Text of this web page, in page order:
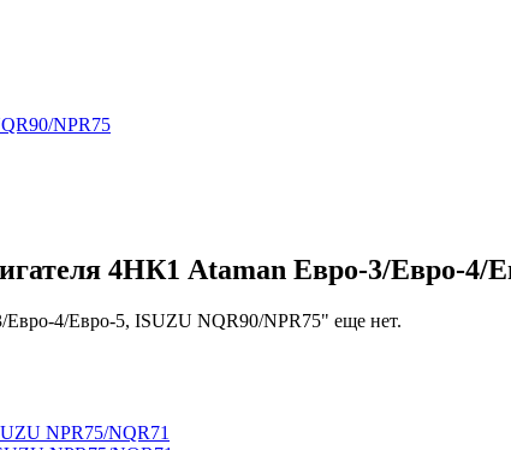
4НК1 Ataman Евро-3/Евро-4/
4/Евро-5, ISUZU NQR90/NPR75" еще нет.